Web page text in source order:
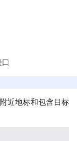
近地标和包含目标